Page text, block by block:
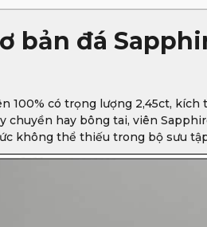
bản đá
100% có trọng lượng 2,45ct, kích
chuyền hay bông tai, viên
không thể thiếu trong bộ sưu